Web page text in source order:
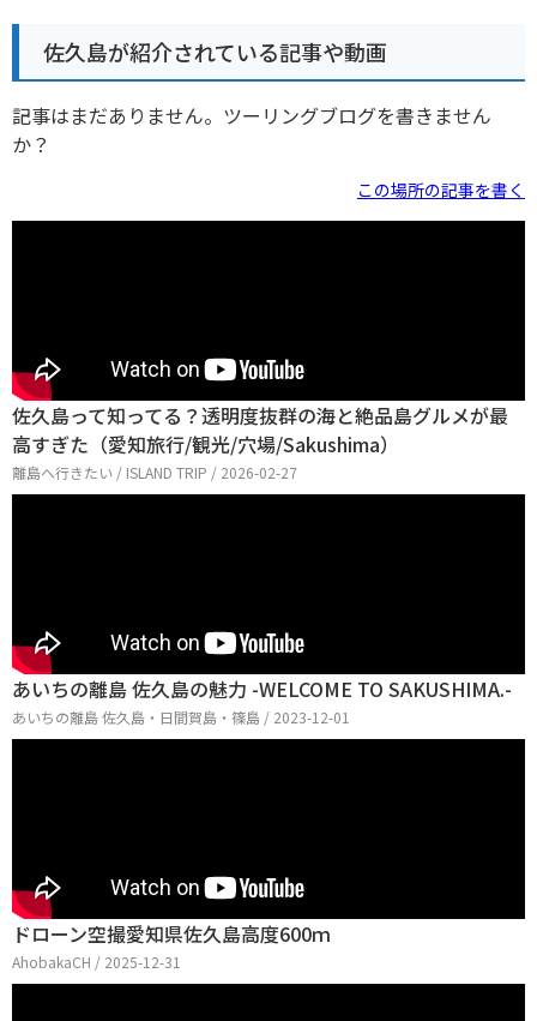
佐久島が紹介されている記事や動画
記事はまだありません。ツーリングブログを書きません
か？
この場所の記事を書く
佐久島って知ってる？透明度抜群の海と絶品島グルメが最
高すぎた（愛知旅行/観光/穴場/Sakushima）
離島へ行きたい / ISLAND TRIP / 2026-02-27
あいちの離島 佐久島の魅力 -WELCOME TO SAKUSHIMA.-
あいちの離島 佐久島・日間賀島・篠島 / 2023-12-01
ドローン空撮愛知県佐久島高度600ｍ
AhobakaCH / 2025-12-31